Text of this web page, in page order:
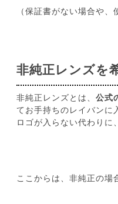
（保証書がない場合や
非純正レンズを
非純正レンズとは、 公式
てお手持ちのレイバンに
ロゴが入らない代わりに
ここからは、非純正の場